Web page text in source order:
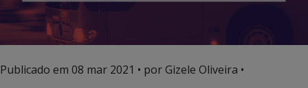
Publicado em 08 mar 2021 • por Gizele Oliveira •